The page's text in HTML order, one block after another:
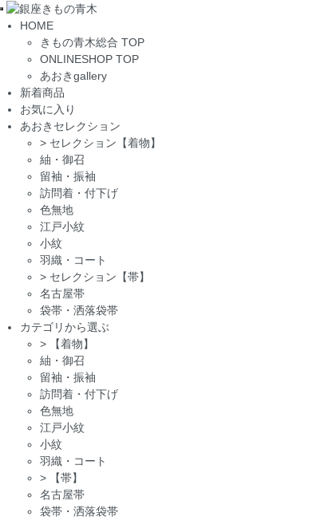
Toggle
navigation
HOME
きもの青木総合 TOP
ONLINESHOP TOP
あおきgallery
新着商品
お気に入り
あおきセレクション
> セレクション【着物】
紬・御召
留袖・振袖
訪問着・付下げ
色無地
江戸小紋
小紋
羽織・コート
> セレクション【帯】
名古屋帯
袋帯・洒落袋帯
カテゴリから選ぶ
>
【着物】
紬・御召
留袖・振袖
訪問着・付下げ
色無地
江戸小紋
小紋
羽織・コート
>
【帯】
名古屋帯
袋帯・洒落袋帯